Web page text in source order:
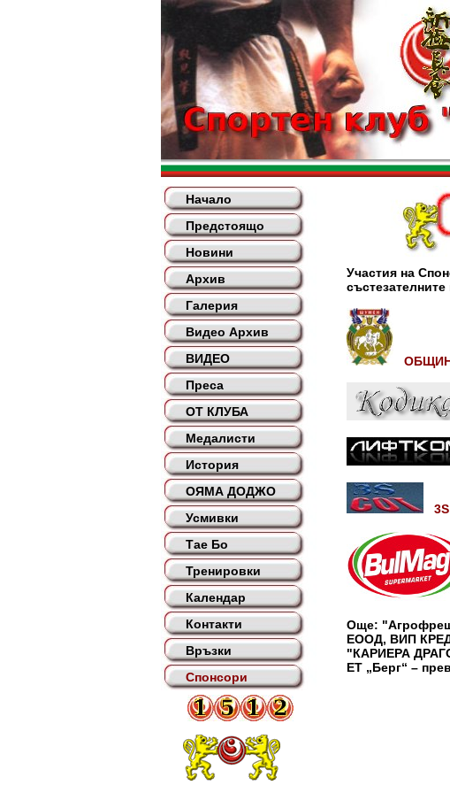
Начало
Предстоящо
Новини
Архив
Галерия
Видео Архив
ВИДЕО
Преса
ОТ КЛУБА
Медалисти
История
ОЯМА ДОДЖО
Усмивки
Тае Бо
Тренировки
Календар
Контакти
Връзки
Спонсори
Участия на
Още:
ЕООД, ВИП
"КАРИЕРА
ЕТ „Берг“ –